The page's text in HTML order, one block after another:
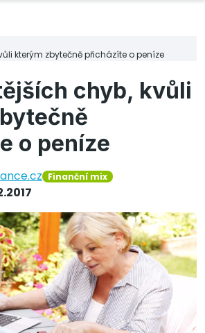
kterým zbytečně přicházíte o peníze
chyb, kvůli
o peníze
Finanční mix